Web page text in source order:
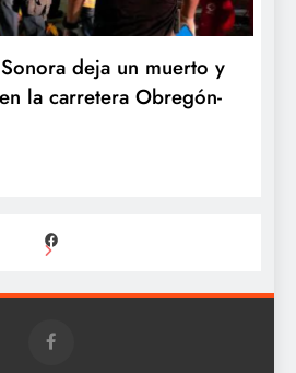
deja un muerto y
la carretera Obregón-